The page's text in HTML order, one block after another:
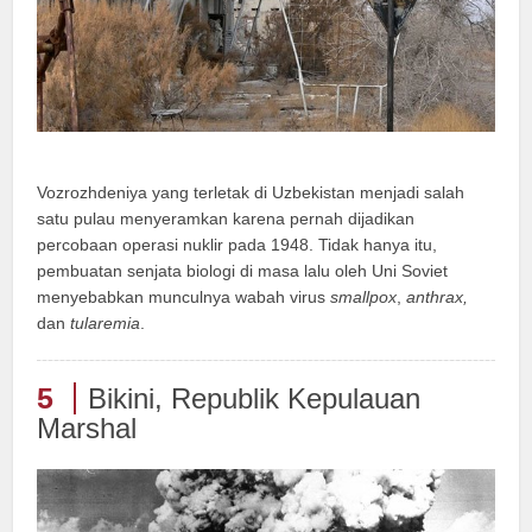
Vozrozhdeniya yang terletak di Uzbekistan menjadi salah
satu pulau menyeramkan karena pernah dijadikan
percobaan operasi nuklir pada 1948. Tidak hanya itu,
pembuatan senjata biologi di masa lalu oleh Uni Soviet
menyebabkan munculnya wabah virus smallpox ,anthrax,
dan tularemia
5
Bikini, Republik Kepulauan
Marshal